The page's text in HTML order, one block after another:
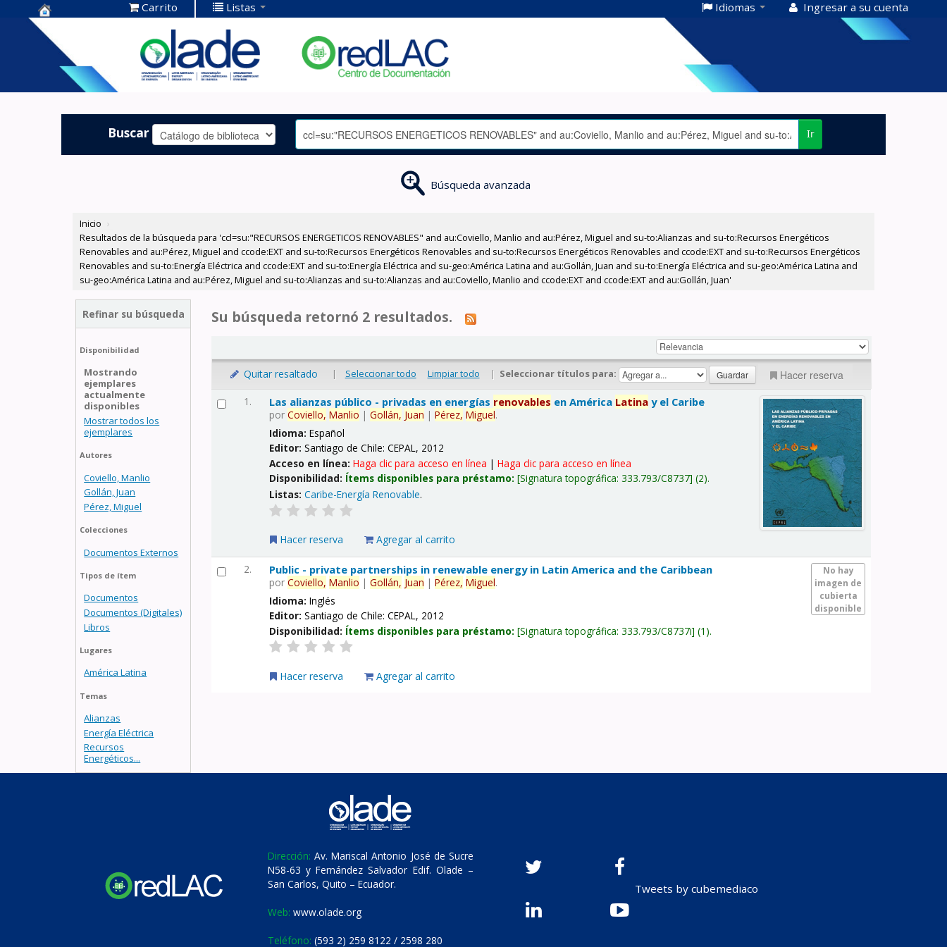
Centro de
Documentación
OLADE -
Carrito Listas Idiomas Ingresar a su cuenta
Buscar Ir
Búsqueda avanzada
Inicio ›
Resultados de la búsqueda para 'ccl=su:"RECURSOS ENERGETICOS RENOVABLES" and au:Coviello, Manlio and au:Pérez, Miguel and su-to:Alianzas and su-to:Recursos Energéticos
Renovables and au:Pérez, Miguel and ccode:EXT and su-to:Recursos Energéticos Renovables and su-to:Recursos Energéticos Renovables and ccode:EXT and su-to:Recursos Energéticos
Renovables and su-to:Energía Eléctrica and ccode:EXT and su-to:Energía Eléctrica and su-geo:América Latina and au:Gollán, Juan and su-to:Energía Eléctrica and su-geo:América Latina and
su-geo:América Latina and au:Pérez, Miguel and su-to:Alianzas and su-to:Alianzas and au:Coviello, Manlio and ccode:EXT and ccode:EXT and au:Gollán, Juan'
Refinar su búsqueda
Disponibilidad
Mostrando
ejemplares
actualmente
disponibles
Mostrar todos los
ejemplares
Autores
Coviello, Manlio
Gollán, Juan
Pérez, Miguel
Colecciones
Documentos Externos
Tipos de ítem
Documentos
Documentos (Digitales)
Libros
Lugares
América Latina
Temas
Alianzas
Energía Eléctrica
Recursos
Energéticos...
Su búsqueda retornó 2 resultados.
Quitar resaltado | Seleccionar todo Limpiar todo | Seleccionar títulos para: Hacer reserva
1. Las alianzas público - privadas en energías renovables en América Latina y el Caribe
porCoviello, Manlio |Gollán, Juan |Pérez, Miguel.
Idioma:Español
Editor:Santiago de Chile: CEPAL, 2012
Acceso en línea:Haga clic para acceso en línea |Haga clic para acceso en línea
Disponibilidad: Ítems disponibles para préstamo: Signatura topográfica:333.793/C8737 (2).
Listas: Caribe-Energía Renovable.
Hacer reserva Agregar al carrito
2.
No hay
imagen de
cubierta
disponible
Public - private partnerships in renewable energy in Latin America and the Caribbean
porCoviello, Manlio |Gollán, Juan |Pérez, Miguel.
Idioma:Inglés
Editor:Santiago de Chile: CEPAL, 2012
Disponibilidad: Ítems disponibles para préstamo: Signatura topográfica:333.793/C8737i (1).
Hacer reserva Agregar al carrito
Dirección: Av. Mariscal Antonio José de Sucre
N58-63 y Fernández Salvador Edif. Olade –
San Carlos, Quito – Ecuador.
Web: www.olade.org
Teléfono: (593 2) 259 8122 / 2598 280
Tweets by cubemediaco